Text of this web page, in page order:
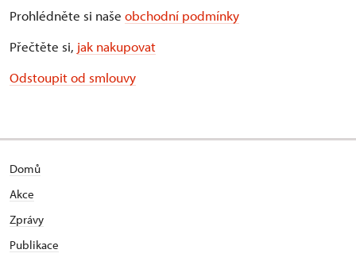
Prohlédněte si naše obchodní podmínky
Přečtěte si, jak nakupovat
Odstoupit od smlouvy
Domů
Akce
Zprávy
Publikace